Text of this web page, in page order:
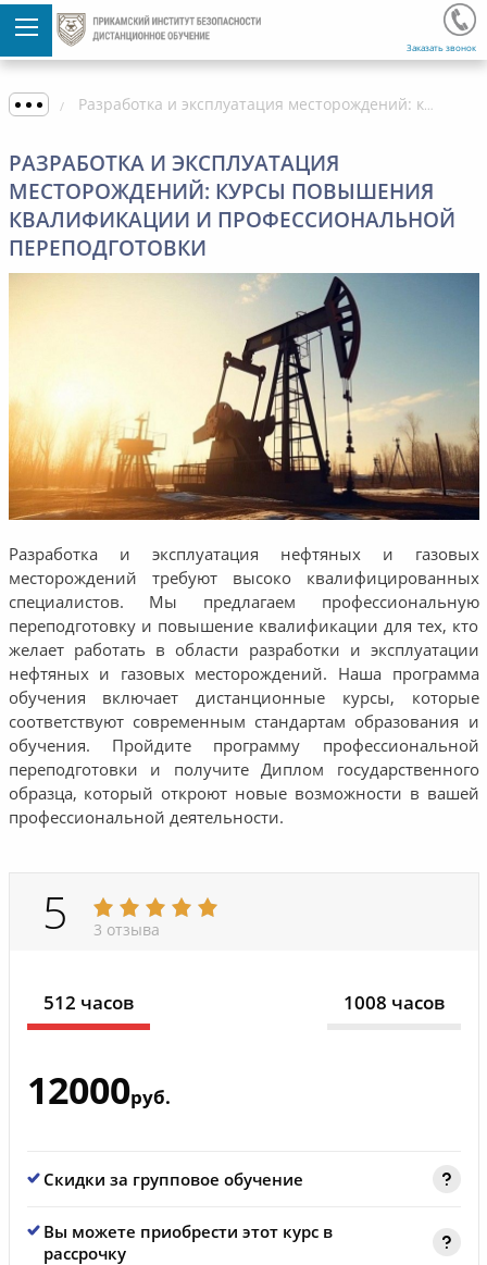
Заказать звонок
Разработка и эксплуатация месторождений: курсы повышения квалификации и профессиональной переподготовки
РАЗРАБОТКА И ЭКСПЛУАТАЦИЯ
МЕСТОРОЖДЕНИЙ: КУРСЫ ПОВЫШЕНИЯ
КВАЛИФИКАЦИИ И ПРОФЕССИОНАЛЬНОЙ
ПЕРЕПОДГОТОВКИ
Разработка и эксплуатация нефтяных и газовых
месторождений требуют высоко квалифицированных
специалистов. Мы предлагаем профессиональную
переподготовку и повышение квалификации для тех, кто
желает работать в области разработки и эксплуатации
нефтяных и газовых месторождений. Наша программа
обучения включает дистанционные курсы, которые
соответствуют современным стандартам образования и
обучения. Пройдите программу профессиональной
переподготовки и получите Диплом государственного
образца, который откроют новые возможности в вашей
профессиональной деятельности.
5 3 отзыва
512 часов 1008 часов
12000руб.
Скидки за групповое обучение
Вы можете приобрести этот курс в
рассрочку